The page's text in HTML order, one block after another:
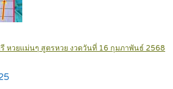
รี หวยแม่นๆ สูตรหวย งวดวันที่ 16 กุมภาพันธ์ 2568